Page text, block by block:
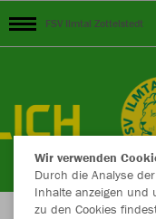
FSV Ilmtal Zottelstedt
Wir verwenden
Durch die Analyse
Inhalte anzeigen und
zu den Cookies